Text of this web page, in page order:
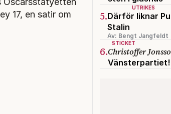
17, en satir om
UTRIKES
5.Därför liknar
Stalin
Av: Bengt Jangfeldt
STICKET
6.Christoffer
Vänsterpartiet!